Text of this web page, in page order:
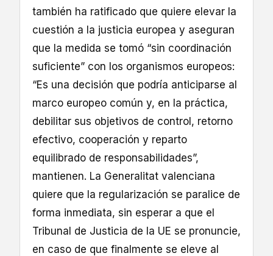
también ha ratificado que quiere elevar la
cuestión a la justicia europea y aseguran
que la medida se tomó “sin coordinación
suficiente” con los organismos europeos:
“Es una decisión que podría anticiparse al
marco europeo común y, en la práctica,
debilitar sus objetivos de control, retorno
efectivo, cooperación y reparto
equilibrado de responsabilidades”,
mantienen. La Generalitat valenciana
quiere que la regularización se paralice de
forma inmediata, sin esperar a que el
Tribunal de Justicia de la UE se pronuncie,
en caso de que finalmente se eleve al